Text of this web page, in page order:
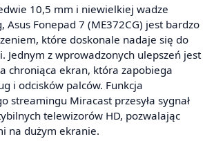
10,5 mm i niewielkiej wadze
Asus Fonepad 7 (ME372CG) jest bardzo
które doskonale nadaje się do
Jednym z wprowadzonych ulepszeń jest
chroniąca ekran, która zapobiega
i odcisków palców. Funkcja
streamingu Miracast przesyła sygnał
telewizorów HD, pozwalając
na dużym ekranie.